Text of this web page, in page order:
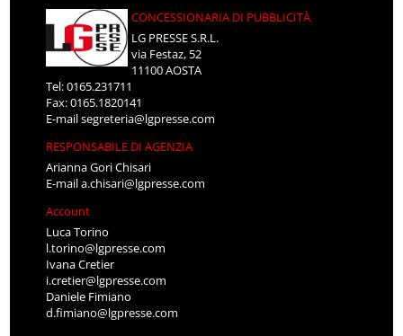
CONCESSIONARIA DI PUBBLICITÀ
LG PRESSE S.R.L.
via Festaz, 52
11100 AOSTA
Tel: 0165.231711
Fax: 0165.1820141
E-mailsegreteria@lgpresse.com
RESPONSABILE DI AGENZIA
Arianna Gori Chisari
E-maila.chisari@lgpresse.com
Account
Luca Torino
l.torino@lgpresse.com
Ivana Cretier
i.cretier@lgpresse.com
Daniele Fimiano
d.fimiano@lgpresse.com